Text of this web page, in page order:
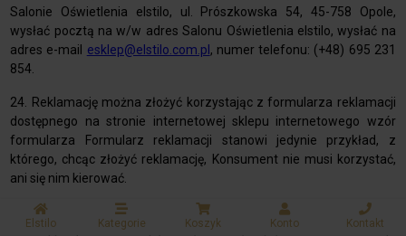
Salonie Oświetlenia elstilo, ul. Prószkowska 54, 45-758 Opole,
wysłać pocztą na w/w adres Salonu Oświetlenia elstilo, wysłać na
adres e-mail esklep@elstilo.com.pl , numer telefonu: (+48) 695 231
854.
24. Reklamację można złożyć korzystając z formularza reklamacji
dostępnego na stronie internetowej sklepu internetowego wzór
formularza Formularz reklamacji stanowi jedynie przykład, z
którego, chcąc złożyć reklamację, Konsument nie musi korzystać,
ani się nim kierować.
25. Zaleca się podanie w opisie reklamacji: danych kontaktowych
składającego reklamacje, danych dotyczących reklamowanego
Elstilo Kategorie Koszyk Konto Kontakt